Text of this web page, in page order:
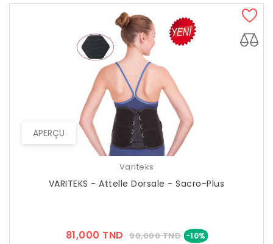
APERÇU
Variteks
VARITEKS - Attelle Dorsale - Sacro-Plus
81,000 TND Prix
90,000 TND -10% Prix